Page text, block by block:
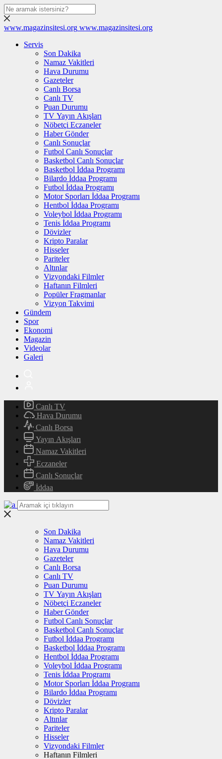
www.magazinsitesi.org www.magazinsitesi.org
Servis
Son Dakika
Namaz Vakitleri
Hava Durumu
Gazeteler
Canlı Borsa
Canlı TV
Puan Durumu
TV Yayın Akışları
Nöbetçi Eczaneler
Haber Gönder
Canlı Sonuçlar
Futbol Canlı Sonuçlar
Basketbol Canlı Sonuçlar
Basketbol İddaa Programı
Bilardo İddaa Programı
Futbol İddaa Programı
Motor Sporları İddaa Programı
Hentbol İddaa Programı
Voleybol İddaa Programı
Tenis İddaa Programı
Dövizler
Kripto Paralar
Hisseler
Pariteler
Altınlar
Vizyondaki Filmler
Haftanın Filmleri
Popüler Fragmanlar
Vizyon Takvimi
Gündem
Spor
Ekonomi
Magazin
Videolar
Galeri
Canlı TV
Hava Durumu
Canlı Borsa
Yayın Akışları
Namaz Vakitleri
Eczaneler
Canlı Sonuçlar
İddaa
Son Dakika
Namaz Vakitleri
Hava Durumu
Gazeteler
Canlı Borsa
Canlı TV
Puan Durumu
TV Yayın Akışları
Nöbetçi Eczaneler
Haber Gönder
Futbol Canlı Sonuçlar
Basketbol Canlı Sonuçlar
Futbol İddaa Programı
Basketbol İddaa Programı
Hentbol İddaa Programı
Voleybol İddaa Programı
Tenis İddaa Programı
Motor Sporları İddaa Programı
Bilardo İddaa Programı
Dövizler
Kripto Paralar
Altınlar
Pariteler
Hisseler
Vizyondaki Filmler
Haftanın Filmleri